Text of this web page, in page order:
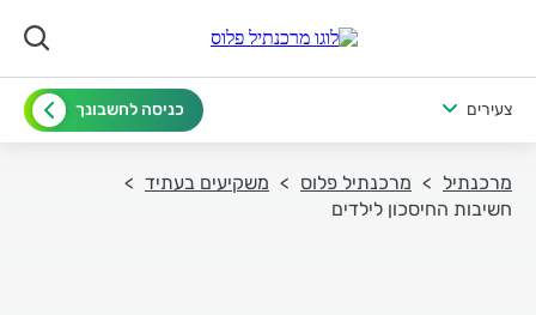
צעירים כניסה לחשבונך
מרכנתיל מרכנתיל פלוס
משקיעים בעתיד
חשיבות החיסכון לילדים